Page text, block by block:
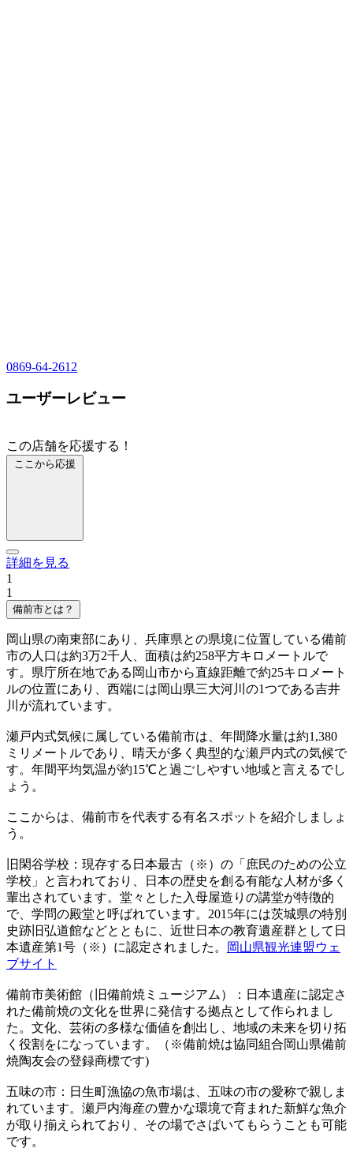
0869-64-2612
ユーザーレビュー
この店舗を応援する！
ここから応援
詳細を見る
1
1
備前市とは？
岡山県の南東部にあり、兵庫県との県境に位置している備前
市の人口は約3万2千人、面積は約258平方キロメートルで
す。県庁所在地である岡山市から直線距離で約25キロメート
ルの位置にあり、西端には岡山県三大河川の1つである吉井
川が流れています。
瀬戸内式気候に属している備前市は、年間降水量は約1,380
ミリメートルであり、晴天が多く典型的な瀬戸内式の気候で
す。年間平均気温が約15℃と過ごしやすい地域と言えるでし
ょう。
ここからは、備前市を代表する有名スポットを紹介しましょ
う。
旧閑谷学校：現存する日本最古（※）の「庶民のための公立
学校」と言われており、日本の歴史を創る有能な人材が多く
輩出されています。堂々とした入母屋造りの講堂が特徴的
で、学問の殿堂と呼ばれています。2015年には茨城県の特別
史跡旧弘道館などとともに、近世日本の教育遺産群として日
本遺産第1号（※）に認定されました。
岡山県観光連盟ウェ
ブサイト
備前市美術館（旧備前焼ミュージアム）：日本遺産に認定さ
れた備前焼の文化を世界に発信する拠点として作られまし
た。文化、芸術の多様な価値を創出し、地域の未来を切り拓
く役割をになっています。（※備前焼は協同組合岡山県備前
焼陶友会の登録商標です)
五味の市：日生町漁協の魚市場は、五味の市の愛称で親しま
れています。瀬戸内海産の豊かな環境で育まれた新鮮な魚介
が取り揃えられており、その場でさばいてもらうことも可能
です。